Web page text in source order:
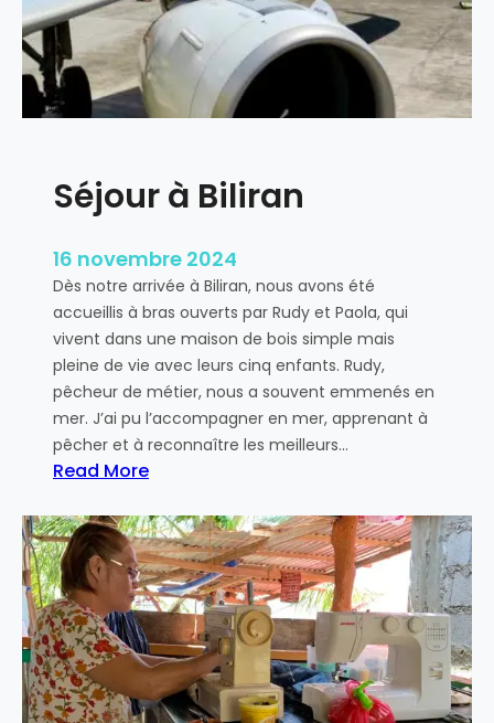
i
q
u
e
?
B
i
l
i
r
?
Séjour à Biliran
16 novembre 2024
Dès notre arrivée à Biliran, nous avons été
accueillis à bras ouverts par Rudy et Paola, qui
vivent dans une maison de bois simple mais
pleine de vie avec leurs cinq enfants. Rudy,
pêcheur de métier, nous a souvent emmenés en
mer. J’ai pu l’accompagner en mer, apprenant à
pêcher et à reconnaître les meilleurs…
Read More
S
é
j
o
r
B